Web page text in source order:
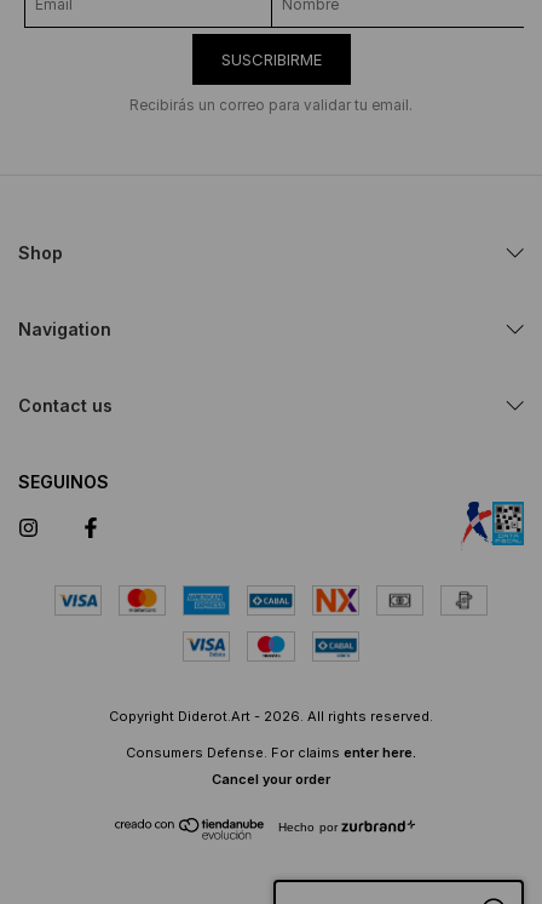
SUSCRIBIRME
Recibirás un correo para validar tu email.
Shop
Navigation
Contact us
SEGUINOS
Copyright Diderot.Art - 2026. All rights reserved.
Consumers Defense. For claims enter here.
Cancel your order
Hecho por